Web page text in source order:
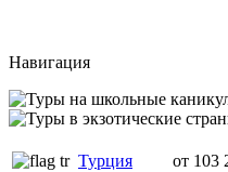
Навигация
Турция
от 103